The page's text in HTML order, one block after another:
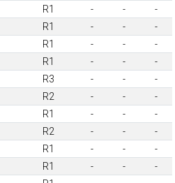
R1 - -
-
R1 - -
-
R1 - -
-
R1 - -
-
R3 - -
-
R2 - -
-
R1 - -
-
R2 - -
-
R1 - -
-
R1 - -
-